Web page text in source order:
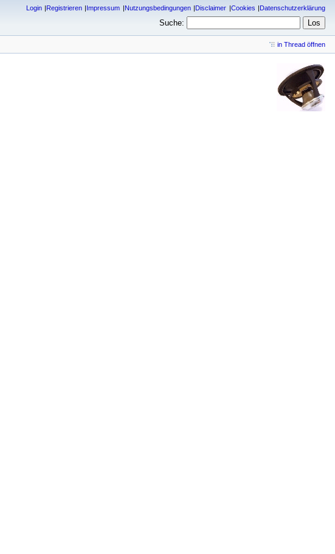
Login Registrieren Impressum Nutzungsbedingungen Disclaimer Cookies Datenschutzerklärung
Suche:
in Thread öffnen